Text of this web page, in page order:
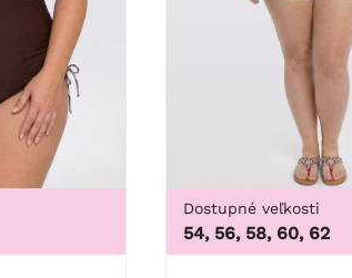
Dostupné veľkosti
54, 56, 58, 60, 62